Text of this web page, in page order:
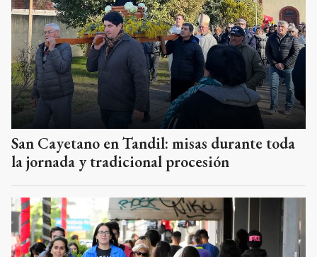
San Cayetano en Tandil: misas durante toda
la jornada y tradicional procesión